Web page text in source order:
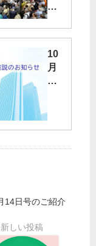
年
6
日
（
水
主
予
10
月
21
木
の
街
14日号のご紹介